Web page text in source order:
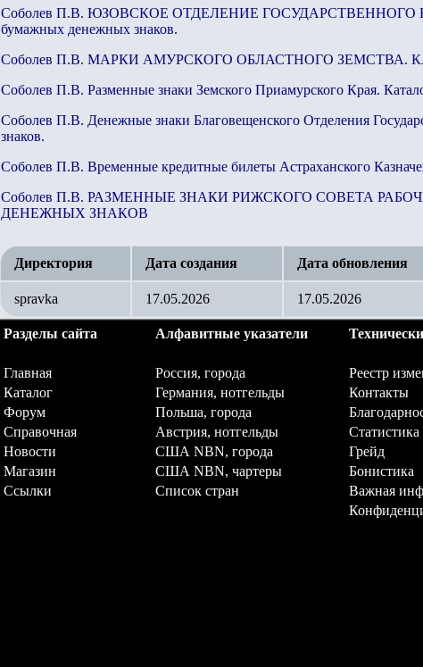
Соболев П.В. ЮЗОВСКОЕ ОТДЕЛЕНИЕ ГОСУДАРСТВЕННОГО
бумажных денежных знаков.
Соболев П.В. МАРКИ АМУРСКОГО ОБЛАСТНОГО
Соболев П.В. Разменные знаки Земского Приамурского Края.
Соболев П.В. Денежные знаки Благовещенского Отделения
знаков.
Соболев П.В. Временные кредитные билеты Астраханского
Соболев П.В. РАЗМЕННЫЕ ЗНАКИ РИЖСКОГО СОВЕТА
ДЕНЕЖНЫХ ЗНАКОВ
Директория
Дата создания Дата обновления
spravka 17.05.2026 17.05.2026
Разделы сайта Алфавитные указатели
Главная Россия, города
Реестр
Каталог
Германия, нотгельды
Контакты
Форум
Польша, города
Справочная
Австрия, нотгельды
Статистика
Новости
США NBN, города
Грейд
Магазин
США NBN, чартеры
Бонистика
Ссылки
Список стран
Важная